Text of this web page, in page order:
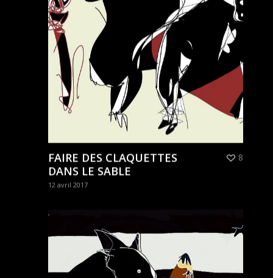
FAIRE DES CLAQUETTES
DANS LE SABLE
12 avril 2017
8